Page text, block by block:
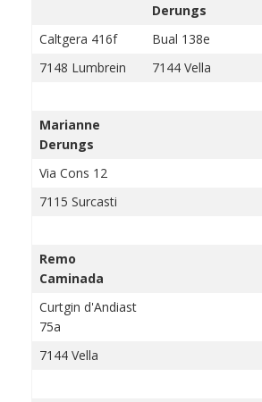
Derungs
Caltgera 416f
Bual 138e
7148 Lumbrein
7144 Vella
Marianne
Derungs
Via Cons 12
7115 Surcasti
Remo
Caminada
Curtgin d'Andiast
75a
7144 Vella